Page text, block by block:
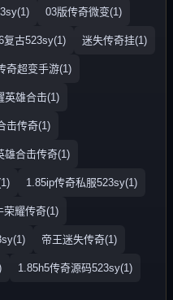
03版传奇微变(1)
复古523sy(1) 迷失传奇挂(1)
奇超变手游(1)
英雄合击(1)
击传奇(1)
雄合击传奇(1)
1.85ip传奇私服523sy(1)
荣耀传奇(1)
帝王迷失传奇(1)
1.85h5传奇源码523sy(1)